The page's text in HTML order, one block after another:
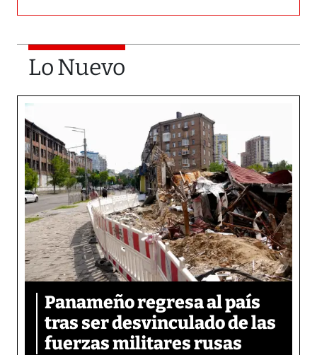
Lo Nuevo
Panameño regresa al país
tras ser desvinculado de las
fuerzas militares rusas